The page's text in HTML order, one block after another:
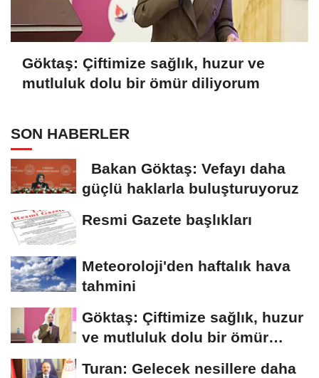
Göktaş: Çiftimize sağlık, huzur ve
mutluluk dolu bir ömür diliyorum
SON HABERLER
Bakan Göktaş: Vefayı daha
güçlü haklarla buluşturuyoruz
Resmi Gazete başlıkları
Meteoroloji'den haftalık hava
tahmini
Göktaş: Çiftimize sağlık, huzur
ve mutluluk dolu bir ömür
Turan: Gelecek nesillere daha